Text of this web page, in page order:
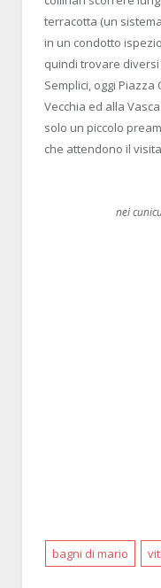
terracotta (un
in un condotto
quindi trovare diversi
Semplici, oggi
Vecchia ed alla
solo un piccolo
che attendono il
nei
bagni di mario